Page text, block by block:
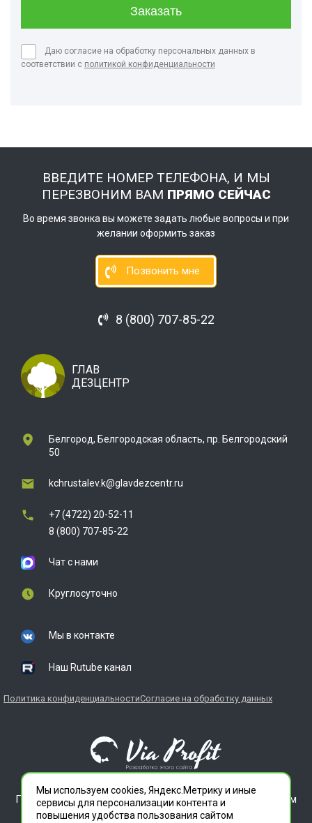
Даю согласие на обработку персональных данных в
соответствии с политикой конфиденциальности
ВВЕДИТЕ НОМЕР ТЕЛЕФОНА, И МЫ
ПЕРЕЗВОНИМ ВАМ ПРЯМО СЕЙЧАС
Во время звонка вы можете задать любые вопросы и при
желании оформить заказ
Позвонить мне
8 (800) 707-85-22
ГЛАВ
ДЕЗЦЕНТР
Белгород, Белгородская область, пр. Белгородский
50
kchrustalev.k@glavdezcentr.ru
+7 (4722) 20-52-11
8 (800) 707-85-22
Чат с нами
Круглосуточно
Мы в контакте
Наш Rutube канал
Политика конфиденциальностиСогласие на обработку данных
ГЛАВДЕЗЦЕНТР является зарегистрированным товарным
знаком. Все права защищены.
Мы используем cookies, Яндекс.Метрику и иные
сервисы для персонализации контента и
повышения удобства пользования сайтом